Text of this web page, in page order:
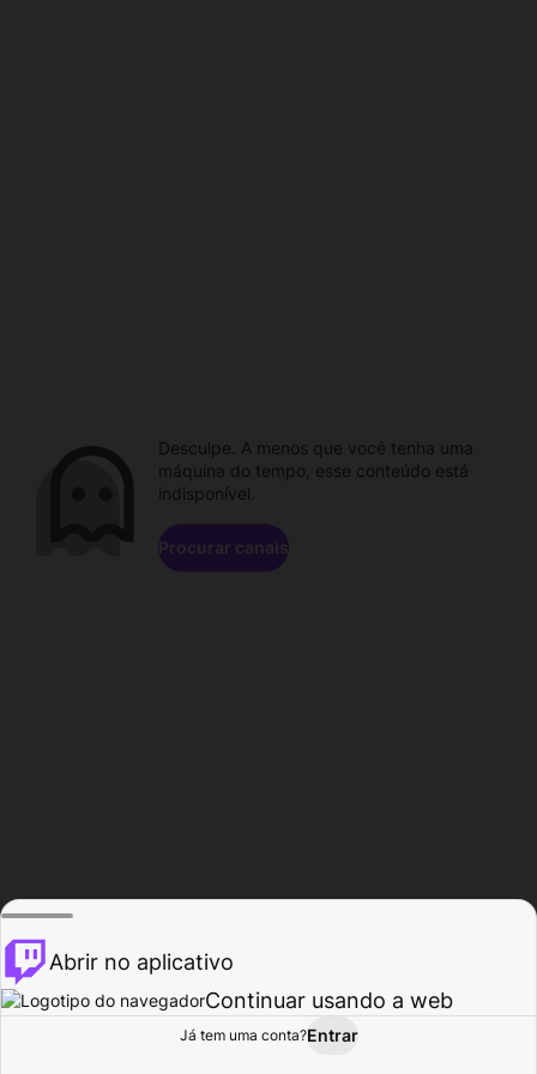
Procurar Atividade
Desculpe. A menos que você tenha uma
máquina do tempo, esse conteúdo está
indisponível.
Procurar canais
Abrir no aplicativo
Continuar usando a web
Já tem uma conta?Entrar